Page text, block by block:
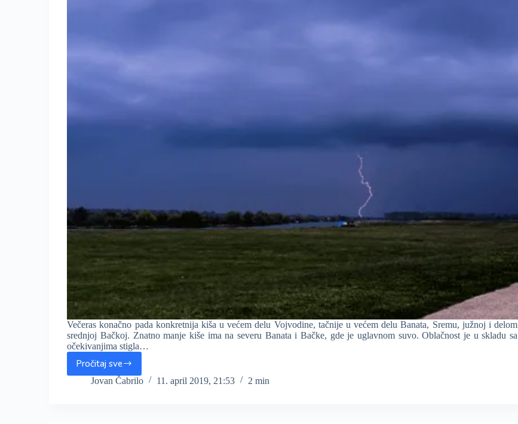
Večeras konačno pada konkretnija kiša u većem delu Vojvodine, tačnije u većem delu Banata, Sremu, južnoj i delom
srednjoj Bačkoj. Znatno manje kiše ima na severu Banata i Bačke, gde je uglavnom suvo. Oblačnost je u skladu sa
očekivanjima stigla…
Pročitaj sve
Večeras
konačno
Jovan Čabrilo 11. april 2019, 21:53 2 min